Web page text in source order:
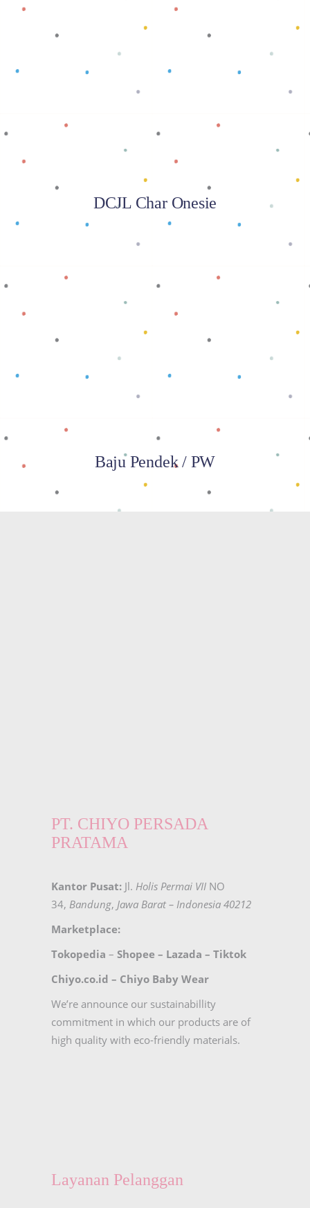
Baca selengkapnya
DCJL Char Onesie
Baca selengkapnya
Baju Pendek / PW
PT. CHIYO PERSADA
PRATAMA
Kantor Pusat: Jl. Holis Permai VII NO
34, Bandung, Jawa Barat – Indonesia 40212
Marketplace:
Tokopedia – Shopee – Lazada – Tiktok
Chiyo.co.id – Chiyo Baby Wear
We’re announce our sustainabillity
commitment in which our products are of
high quality with eco-friendly materials.
Layanan Pelanggan